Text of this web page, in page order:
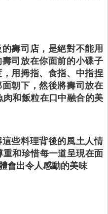
壽司店，是絕對不能用
司放在你面前的小碟子
用拇指、食指、中指捏
朝下，然後將壽司放在
和飯粒在口中融合的美
些料理背後的風土人情
和珍惜每一道呈現在面
會出令人感動的美味